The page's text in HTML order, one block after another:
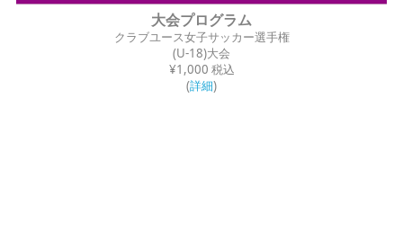
大会プログラム
クラブユース女子サッカー選手権
(U-18)大会
¥1,000 税込
(詳細)